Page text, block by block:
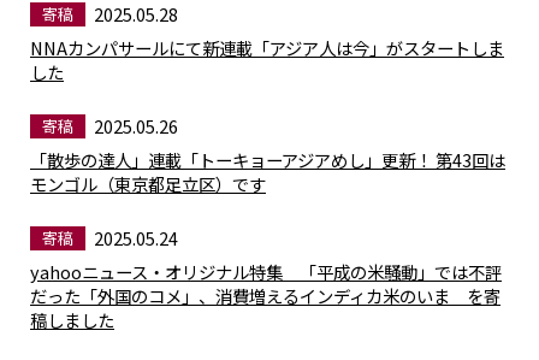
寄稿
2025.05.28
NNAカンパサールにて新連載「アジア人は今」がスタートしま
した
寄稿
2025.05.26
「散歩の達人」連載「トーキョーアジアめし」更新！ 第43回は
モンゴル（東京都足立区）です
寄稿
2025.05.24
yahooニュース・オリジナル特集 「平成の米騒動」では不評
だった「外国のコメ」、消費増えるインディカ米のいま を寄
稿しました